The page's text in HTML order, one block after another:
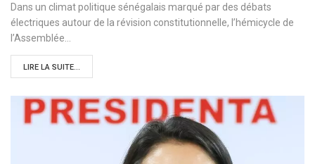
Dans un climat politique sénégalais marqué par des débats
électriques autour de la révision constitutionnelle, l’hémicycle de
l’Assemblée…
LIRE LA SUITE...